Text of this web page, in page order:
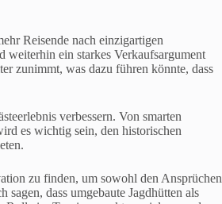
Reisende nach einzigartigen
ein starkes Verkaufsargument
zunimmt, was dazu führen könnte, dass
verbessern. Von smarten
es wichtig sein, den historischen
zu finden, um sowohl den Ansprüchen
sagen, dass umgebaute Jagdhütten als